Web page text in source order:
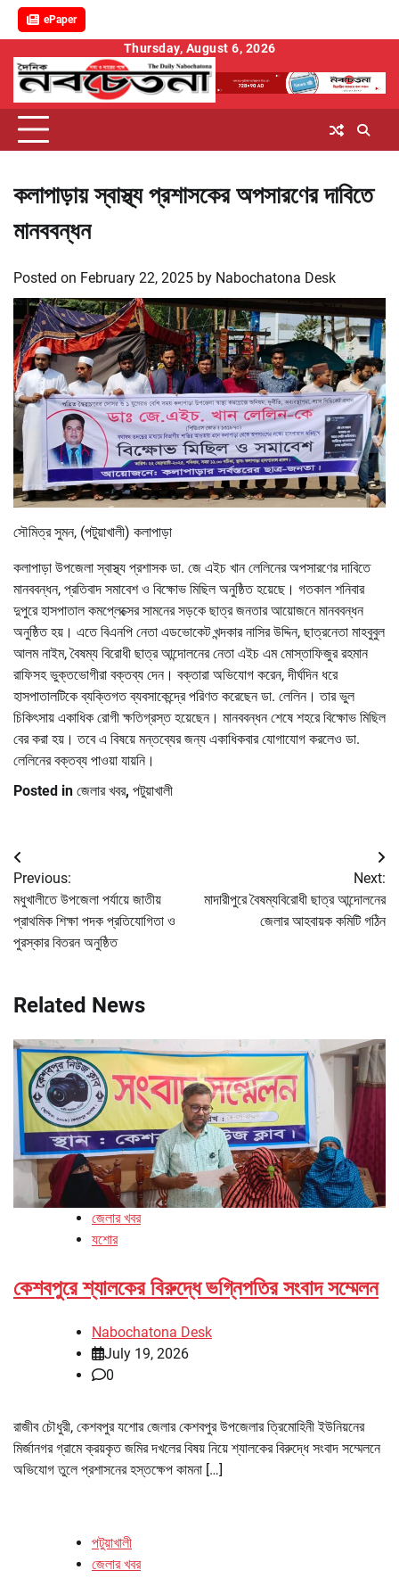
ePaper
content
Thursday, August 6, 2026
কলাপাড়ায় স্বাস্থ্য প্রশাসকের অপসারণের দাবিতে
মানববন্ধন
Posted on February 22, 2025 by Nabochatona Desk
সৌমিত্র সুমন, (পটুয়াখালী) কলাপাড়া
কলাপাড়া উপজেলা স্বাস্থ্য প্রশাসক ডা. জে এইচ খান লেলিনের অপসারণের দাবিতে
মানববন্ধন, প্রতিবাদ সমাবেশ ও বিক্ষোভ মিছিল অনুষ্ঠিত হয়েছে। গতকাল শনিবার
দুপুরে হাসপাতাল কমপ্লেক্সের সামনের সড়কে ছাত্র জনতার আয়োজনে মানববন্ধন
অনুষ্ঠিত হয়। এতে বিএনপি নেতা এডভোকেট খন্দকার নাসির উদ্দিন, ছাত্রনেতা মাহবুবুল
আলম নাইম, বৈষম্য বিরোধী ছাত্র আন্দোলনের নেতা এইচ এম মোস্তাফিজুর রহমান
রাফিসহ ভুক্তভোগীরা বক্তব্য দেন। বক্তারা অভিযোগ করেন, দীর্ঘদিন ধরে
হাসপাতালটিকে ব্যক্তিগত ব্যবসাকেন্দ্রে পরিণত করেছেন ডা. লেলিন। তার ভুল
চিকিৎসায় একাধিক রোগী ক্ষতিগ্রস্ত হয়েছেন। মানববন্ধন শেষে শহরে বিক্ষোভ মিছিল
বের করা হয়। তবে এ বিষয়ে মন্তব্যের জন্য একাধিকবার যোগাযোগ করলেও ডা.
লেলিনের বক্তব্য পাওয়া যায়নি।
Posted in জেলার খবর, পটুয়াখালী
Post
navigation
Previous:
মধুখালীতে উপজেলা পর্যায়ে জাতীয়
প্রাথমিক শিক্ষা পদক প্রতিযোগিতা ও
পুরস্কার বিতরন অনুষ্ঠিত
Next:
মাদারীপুরে বৈষম্যবিরোধী ছাত্র আন্দোলনের
জেলার আহবায়ক কমিটি গঠিন
Related News
জেলার খবর
যশোর
কেশবপুরে শ্যালকের বিরুদ্ধে ভগ্নিপতির সংবাদ সম্মেলন
Nabochatona Desk
July 19, 2026
0
রাজীব চৌধুরী, কেশবপুর যশোর জেলার কেশবপুর উপজেলার ত্রিমোহিনী ইউনিয়নের
মির্জানগর গ্রামে ক্রয়কৃত জমির দখলের বিষয় নিয়ে শ্যালকের বিরুদ্ধে সংবাদ সম্মেলনে
অভিযোগ তুলে প্রশাসনের হস্তক্ষেপ কামনা […]
পটুয়াখালী
জেলার খবর